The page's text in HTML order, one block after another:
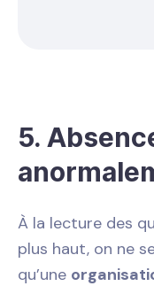
5.
À la lecture des
plus haut, on ne
qu’une